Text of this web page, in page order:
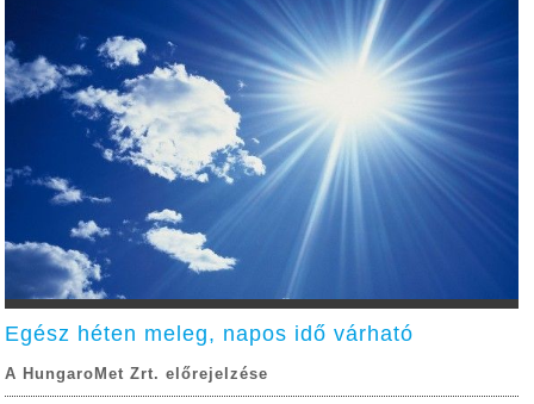
Egész héten meleg, napos idő várható
A HungaroMet Zrt. előrejelzése